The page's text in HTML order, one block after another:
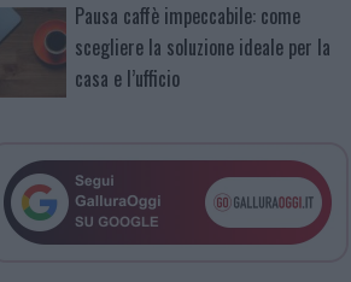
Pausa caffè impeccabile: come
scegliere la soluzione ideale per la
casa e l’ufficio